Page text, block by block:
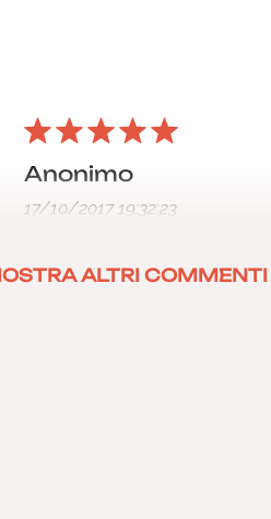
Anonimo
17/10/2017 19:32:23
ALTRI COMMENTI